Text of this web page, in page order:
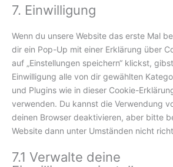
7. Einwilligung
Wenn du unsere Website das erste Mal
dir ein Pop-Up mit einer Erklärung über
auf „Einstellungen speichern“ klickst,
Einwilligung alle von dir gewählten
und Plugins wie in dieser Cookie-
verwenden. Du kannst die Verwendung
deinen Browser deaktivieren, aber bitte
Website dann unter Umständen nicht
7.1 Verwalte deine